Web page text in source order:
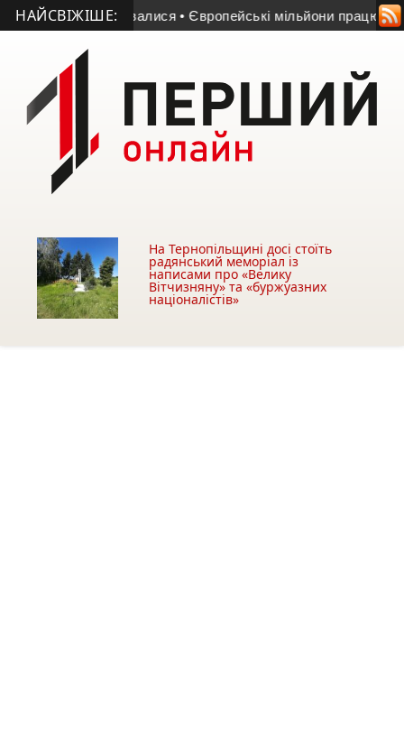
НАЙСВІЖІШЕ:
травмувалися • Європейські мільйони працюють: у
На Тернопільщині досі стоїть
радянський меморіал із
написами про «Велику
Вітчизняну» та «буржуазних
націоналістів»